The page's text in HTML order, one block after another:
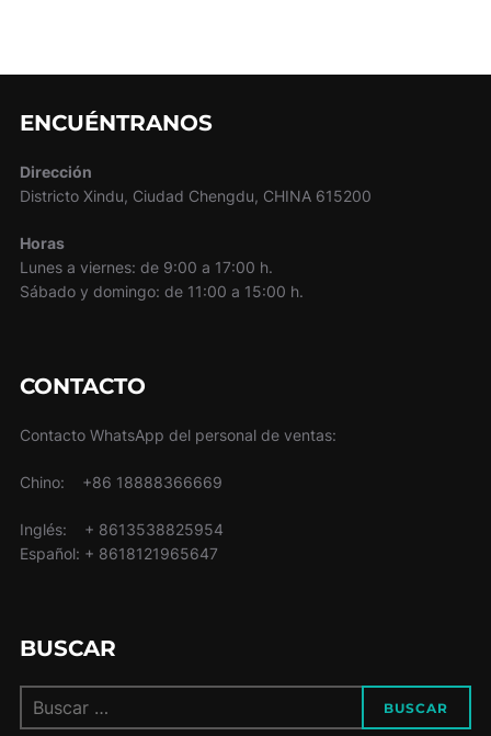
ENCUÉNTRANOS
Dirección
Districto Xindu, Ciudad Chengdu, CHINA 615200
Horas
Lunes a viernes: de 9:00 a 17:00 h.
Sábado y domingo: de 11:00 a 15:00 h.
CONTACTO
Contacto WhatsApp del personal de ventas:
Chino: +86 18888366669
Inglés: + 8613538825954
Español: + 8618121965647
BUSCAR
BUSCAR